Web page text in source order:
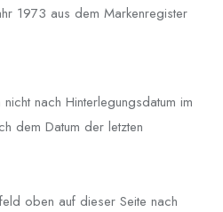
1973 aus dem Markenregister
nach Hinterlegungsdatum im
dem Datum der letzten
oben auf dieser Seite nach